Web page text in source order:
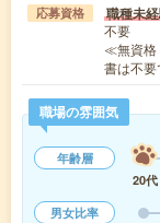
応募資格 職種未
不要
≪無資格
書は不
職場の雰囲気
年齢層
20代
男女比率